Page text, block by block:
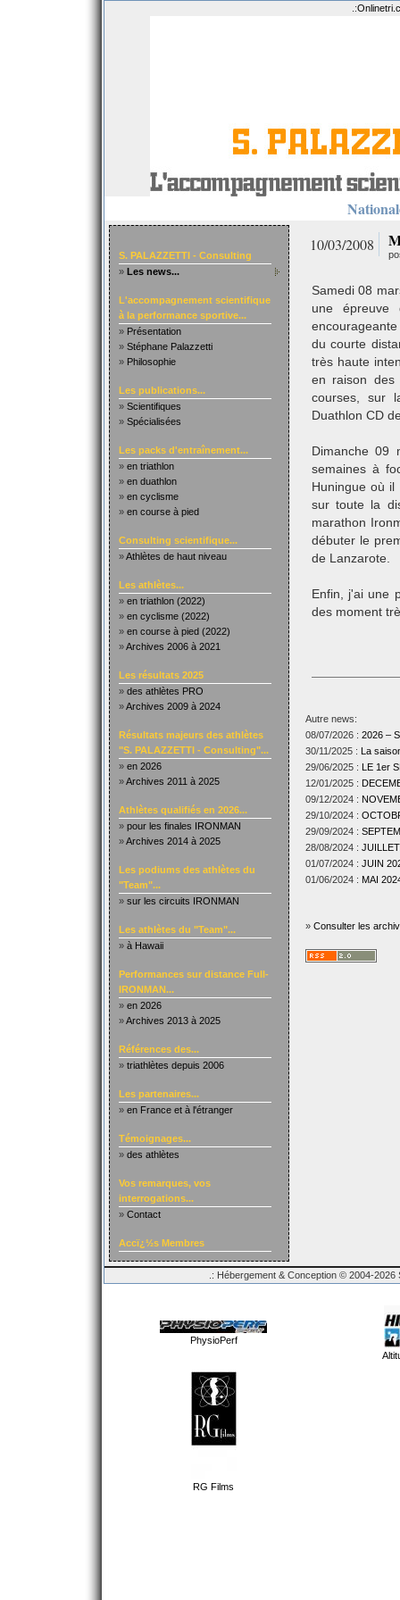
.:
S. PALAZZETTI - Consulting
» Les news...
L'accompagnement scientifique
à la performance sportive...
» Présentation
» Stéphane Palazzetti
» Philosophie
Les publications...
» Scientifiques
» Spécialisées
Les packs d'entraînement...
» en triathlon
» en duathlon
» en cyclisme
» en course à pied
Consulting scientifique...
»Athlètes de haut niveau
Les athlètes...
» en triathlon (2022)
» en cyclisme (2022)
» en course à pied (2022)
»Archives 2006 à 2021
Les résultats 2025
» des athlètes PRO
»Archives 2009 à 2024
Résultats majeurs des athlètes
"S. PALAZZETTI - Consulting"...
» en 2026
»Archives 2011 à 2025
Athlètes qualifiés en 2026...
» pour les finales IRONMAN
»Archives 2014 à 2025
Les podiums des athlètes du
"Team"...
» sur les circuits IRONMAN
Les athlètes du "Team"...
» à Hawaii
Performances sur distance Full-
IRONMAN...
» en 2026
»Archives 2013 à 2025
Références des...
» triathlètes depuis 2006
Les partenaires...
» en France et à l'étranger
Témoignages...
» des athlètes
Vos remarques, vos
interrogations...
» Contact
Accï¿½s Membres
10/03/2008
Samedi 08
une
du courte
très haute
en raison des
courses, sur
Duathlon CD
Dimanche 09
semaines à
Huningue où
sur toute la
marathon
débuter le
de Lanzarote.
Enfin, j'ai une
des moment
Autre news:
08/07/2026 : 2026 –
30/11/2025 : La
29/06/2025 : LE 1er
12/01/2025 :
09/12/2024 :
29/10/2024 :
29/09/2024 :
28/08/2024 :
01/07/2024 : JUIN
01/06/2024 : MAI
» Consulter les
.: Hébergement & Conception © 2004-
PhysioPerf
RG Films